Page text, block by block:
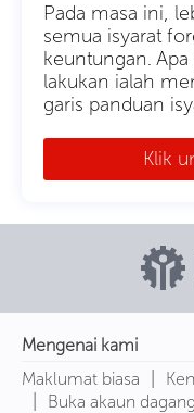
Pada masa ini,
semua isyarat
keuntungan.
lakukan ialah
garis panduan
Klik
Mengenai kami
Maklumat biasa
Buka akaun